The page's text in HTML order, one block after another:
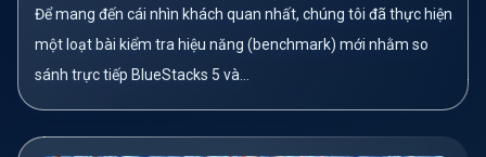
Để mang đến cái nhìn khách quan nhất, chúng tôi đã thực hiện
một loạt bài kiểm tra hiệu năng (benchmark) mới nhằm so
sánh trực tiếp BlueStacks 5 và...